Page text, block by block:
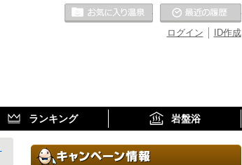
ID作成
ログイン
お気に入りの温泉
ランキング 岩盤浴